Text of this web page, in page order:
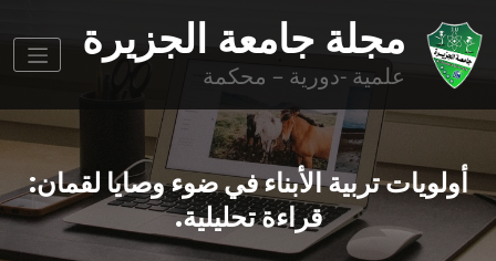
مجلة جامعة الجزيرة
علمية -دورية – محكمة
أولويات تربية الأبناء في ضوء وصايا لقمان:
قراءة تحليلية.